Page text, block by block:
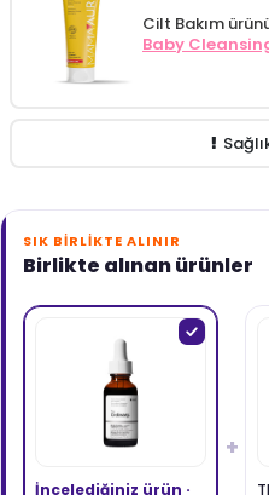
Cilt Bakım
Baby
SIK BIRLIKTE ALINIR
Birlikte alınan ürünler
İncelediğiniz ürün ·
+